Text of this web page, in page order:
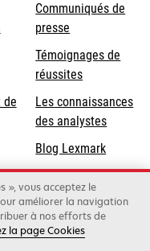
de
Communiqués de
presse
Témoignages de
réussites
Les connaissances
des analystes
Blog Lexmark
entreprise Xerox
», vous acceptez le
améliorer la navigation
à nos efforts de
la page Cookies